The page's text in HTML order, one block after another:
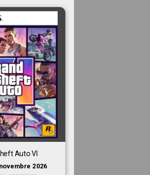
Auto VI
2026